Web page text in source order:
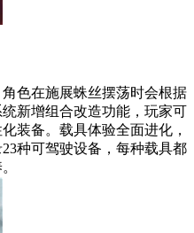
色在施展蛛丝摆荡时会根据
新增组合改造功能，玩家可
装备。载具体验全面进化，
种可驾驶设备，每种载具都